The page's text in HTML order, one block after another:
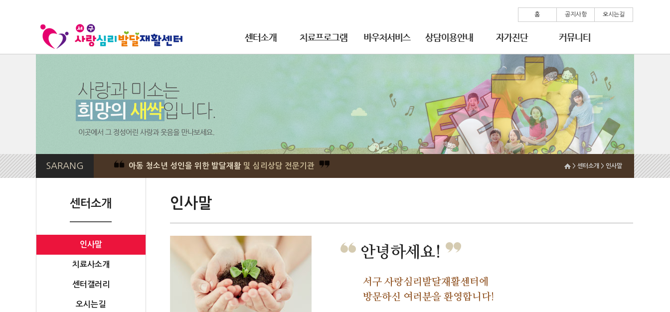
홈 공지사항 오시는길
SARANG 아동 청소년 성인을 위한 발달재활 및 심리상담 전문기관 > 센터소개 > 인사말
센터소개
인사말
치료사소개
센터갤러리
오시는길
인사말
안녕하세요!
서구 사랑심리발달재활센터에
방문하신 여러분을 환영합니다!